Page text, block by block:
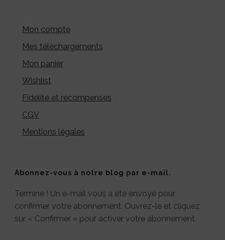
Mon compte
Mes téléchargements
Mon panier
Wishlist
Fidélité et récompenses
CGV
Mentions légales
Abonnez-vous à notre blog par e-mail.
Terminé ! Un e-mail vous a été envoyé pour
confirmer votre abonnement. Ouvrez-le et cliquez
sur « Confirmer » pour activer votre abonnement.